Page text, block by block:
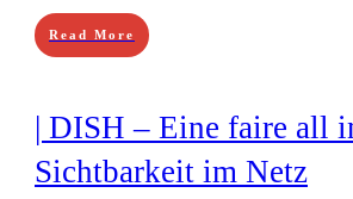
Read More
| DISH – Eine faire all
Sichtbarkeit im Netz